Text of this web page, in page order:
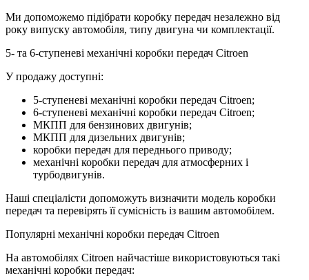
Ми допоможемо підібрати коробку передач незалежно від
року випуску автомобіля, типу двигуна чи комплектації.
5- та 6-ступеневі механічні коробки передач Citroen
У продажу доступні:
5-ступеневі механічні коробки передач Citroen;
6-ступеневі механічні коробки передач Citroen;
МКПП для бензинових двигунів;
МКПП для дизельних двигунів;
коробки передач для переднього приводу;
механічні коробки передач для атмосферних і
турбодвигунів.
Наші спеціалісти допоможуть визначити модель коробки
передач та перевірять її сумісність із вашим автомобілем.
Популярні механічні коробки передач Citroen
На автомобілях Citroen найчастіше використовуються такі
механічні коробки передач: